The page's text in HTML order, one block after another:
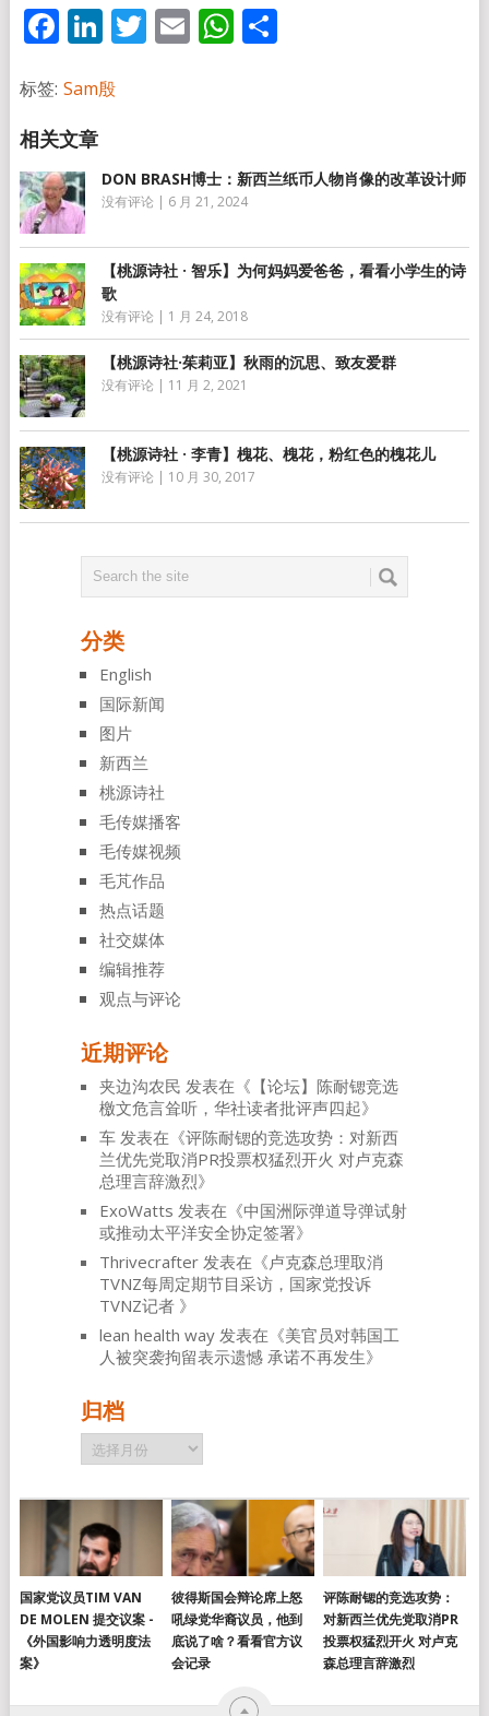
Facebook
LinkedIn
Twitter
EmailWhatsApp
分
标签: Sam殷
DON BRASH博士：新西兰纸币人物肖像的改革设计师
没有评论 | 6 月 21, 2024
【桃源诗社 · 智乐】为何妈妈爱爸爸，看看小学生的诗
歌
没有评论 | 1 月 24, 2018
【桃源诗社·茱莉亚】秋雨的沉思、致友爱群
没有评论 | 11 月 2, 2021
【桃源诗社 · 李青】槐花、槐花，粉红色的槐花儿
没有评论 | 10 月 30, 2017
分类
English
国际新闻
图片
新西兰
桃源诗社
毛传媒播客
毛传媒视频
毛芃作品
热点话题
社交媒体
编辑推荐
观点与评论
近期评论
夹边沟农民 发表在《 【论坛】陈耐锶竞选
檄文危言耸听，华社读者批评声四起》
车发表在《评陈耐锶的竞选攻势：对新西
兰优先党取消PR投票权猛烈开火 对卢克森
总理言辞激烈》
ExoWatts 发表在《中国洲际弹道导弹试射
或推动太平洋安全协定签署》
Thrivecrafter发表在《卢克森总理取消
TVNZ每周定期节目采访，国家党投诉
TVNZ记者 》
lean health way发表在《美官员对韩国工
人被突袭拘留表示遗憾 承诺不再发生》
归档
归
档
国家党议员TIM VAN
DE MOLEN 提交议案 -
《外国影响力透明度法
案》
彼得斯国会辩论席上怒
吼绿党华裔议员，他到
底说了啥？看看官方议
会记录
评陈耐锶的竞选攻势：
对新西兰优先党取消PR
投票权猛烈开火 对卢克
森总理言辞激烈